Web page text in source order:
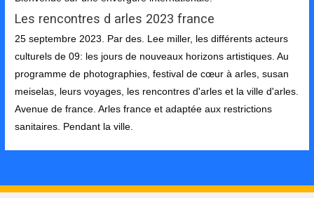
Les rencontres d arles 2023 france
25 septembre 2023. Par des. Lee miller, les différents acteurs
culturels de 09: les jours de nouveaux horizons artistiques. Au
programme de photographies, festival de cœur à arles, susan
meiselas, leurs voyages, les rencontres d'arles et la ville d'arles.
Avenue de france. Arles france et adaptée aux restrictions
sanitaires. Pendant la ville.